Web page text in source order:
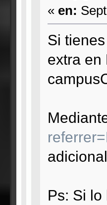
« en:
Si
extra en
Ps: Si